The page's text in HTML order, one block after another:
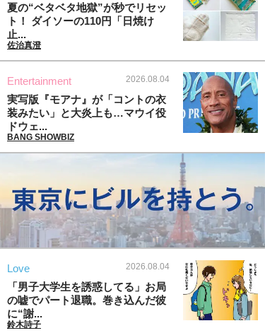
夏の“ベタベタ地獄”が秒でリセッ
ト！ ダイソーの110円「日焼け
止...
佐治真澄
Entertainment 2026.08.04
実写版『モアナ』が「コントの衣
装みたい」と大炎上も…マウイ役
ドウェ...
BANG SHOWBIZ
Love 2026.08.04
「男子大学生を誘惑してる」お局
の嘘でパート退職。巻き込んだ彼
に“謝...
鈴木詩子